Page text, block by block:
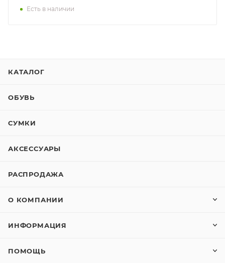
Есть в наличии
КАТАЛОГ
ОБУВЬ
СУМКИ
АКСЕССУАРЫ
РАСПРОДАЖА
О КОМПАНИИ
ИНФОРМАЦИЯ
ПОМОЩЬ